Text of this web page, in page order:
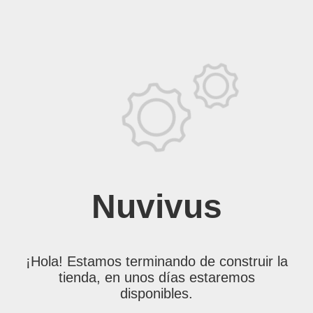
Nuvivus
¡Hola! Estamos terminando de construir la
tienda, en unos días estaremos
disponibles.